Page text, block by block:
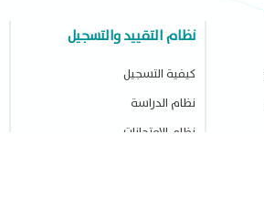
نظام التقييد والتسجيل
كيفية التسجيل
نظام الدراسة
نظام الإمتحانات